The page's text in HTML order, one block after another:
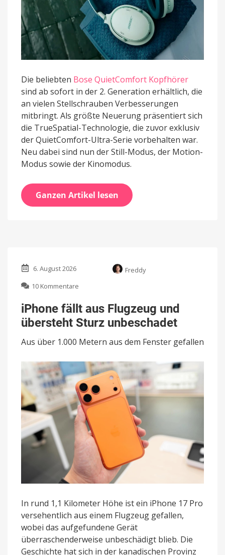
Die beliebten Bose QuietComfort Kopfhörer
sind ab sofort in der 2. Generation erhältlich, die
an vielen Stellschrauben Verbesserungen
mitbringt. Als größte Neuerung präsentiert sich
die TrueSpatial-Technologie, die zuvor exklusiv
der QuietComfort-Ultra-Serie vorbehalten war.
Neu dabei sind nun der Still-Modus, der Motion-
Modus sowie der Kinomodus.
Ganzen Artikel lesen
6. August 2026
Freddy
10 Kommentare
fällt
aus
Flugzeug
übersteht
unbeschadet
iPhone fällt aus Flugzeug und
übersteht Sturz unbeschadet
Aus über 1.000 Metern aus dem Fenster gefallen
In rund 1,1 Kilometer Höhe ist ein iPhone 17 Pro
versehentlich aus einem Flugzeug gefallen,
wobei das aufgefundene Gerät
überraschenderweise unbeschädigt blieb. Die
Geschichte hat sich in der kanadischen Provinz